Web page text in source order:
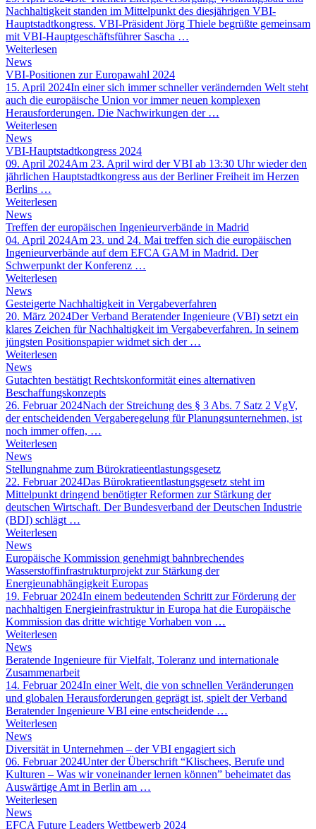
Nachhaltigkeit standen im Mittelpunkt des diesjährigen VBI-
Hauptstadtkongress. VBI-Präsident Jörg Thiele begrüßte gemeinsam
mit VBI-Hauptgeschäftsführer Sascha …
Weiterlesen
News
VBI-Positionen zur Europawahl 2024
15. April 2024In einer sich immer schneller verändernden Welt steht
auch die europäische Union vor immer neuen komplexen
Herausforderungen. Die Nachwirkungen der …
Weiterlesen
News
VBI-Hauptstadtkongress 2024
09. April 2024Am 23. April wird der VBI ab 13:30 Uhr wieder den
jährlichen Hauptstadtkongress aus der Berliner Freiheit im Herzen
Berlins …
Weiterlesen
News
Treffen der europäischen Ingenieurverbände in Madrid
04. April 2024Am 23. und 24. Mai treffen sich die europäischen
Ingenieurverbände auf dem EFCA GAM in Madrid. Der
Schwerpunkt der Konferenz …
Weiterlesen
News
Gesteigerte Nachhaltigkeit in Vergabeverfahren
20. März 2024Der Verband Beratender Ingenieure (VBI) setzt ein
klares Zeichen für Nachhaltigkeit im Vergabeverfahren. In seinem
jüngsten Positionspapier widmet sich der …
Weiterlesen
News
Gutachten bestätigt Rechtskonformität eines alternativen
Beschaffungskonzepts
26. Februar 2024Nach der Streichung des § 3 Abs. 7 Satz 2 VgV,
der entscheidenden Vergaberegelung für Planungsunternehmen, ist
noch immer offen, …
Weiterlesen
News
Stellungnahme zum Bürokratieentlastungsgesetz
22. Februar 2024Das Bürokratieentlastungsgesetz steht im
Mittelpunkt dringend benötigter Reformen zur Stärkung der
deutschen Wirtschaft. Der Bundesverband der Deutschen Industrie
(BDI) schlägt …
Weiterlesen
News
Europäische Kommission genehmigt bahnbrechendes
Wasserstoffinfrastrukturprojekt zur Stärkung der
Energieunabhängigkeit Europas
19. Februar 2024In einem bedeutenden Schritt zur Förderung der
nachhaltigen Energieinfrastruktur in Europa hat die Europäische
Kommission das dritte wichtige Vorhaben von …
Weiterlesen
News
Beratende Ingenieure für Vielfalt, Toleranz und internationale
Zusammenarbeit
14. Februar 2024In einer Welt, die von schnellen Veränderungen
und globalen Herausforderungen geprägt ist, spielt der Verband
Beratender Ingenieure VBI eine entscheidende …
Weiterlesen
News
Diversität in Unternehmen – der VBI engagiert sich
06. Februar 2024Unter der Überschrift “Klischees, Berufe und
Kulturen – Was wir voneinander lernen können” beheimatet das
Auswärtige Amt in Berlin am …
Weiterlesen
News
EFCA Future Leaders Wettbewerb 2024